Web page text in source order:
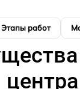
Этапы работ
центра